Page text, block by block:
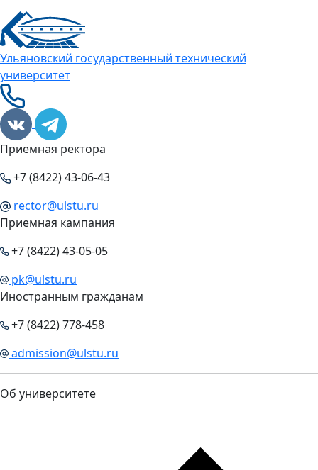
Ульяновский государственный технический
университет
Приемная ректора
+7 (8422) 43-06-43
rector@ulstu.ru
Приемная кампания
+7 (8422) 43-05-05
pk@ulstu.ru
Иностранным гражданам
+7 (8422) 778-458
admission@ulstu.ru
Об университете